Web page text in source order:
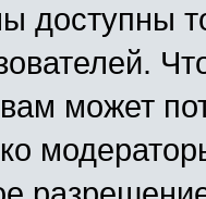
доступны
может